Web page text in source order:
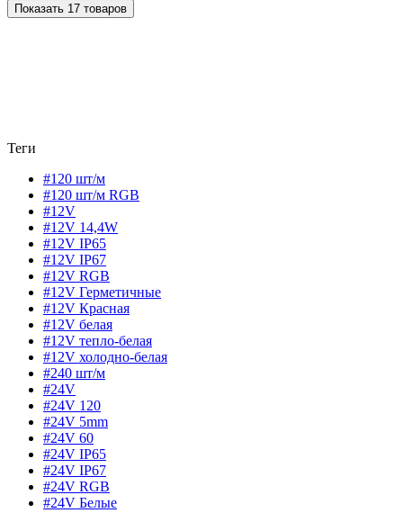
Показать 17 товаров
Теги
#120 шт/м
#120 шт/м RGB
#12V
#12V 14,4W
#12V IP65
#12V IP67
#12V RGB
#12V Герметичные
#12V Красная
#12V белая
#12V тепло-белая
#12V холодно-белая
#240 шт/м
#24V
#24V 120
#24V 5mm
#24V 60
#24V IP65
#24V IP67
#24V RGB
#24V Белые